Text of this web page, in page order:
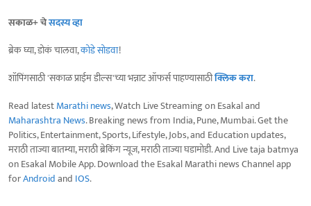
सकाळ+ चेसदस्य व्हा
ब्रेक घ्या, डोकं चालवा,कोडे सोडवा!
शॉपिंगसाठी 'सकाळ प्राईम डील्स'च्या भन्नाट ऑफर्स पाहण्यासाठीक्लिक करा.
Read latestMarathi news, Watch Live Streaming on Esakal and
Maharashtra News. Breaking news from India, Pune, Mumbai. Get the
Politics, Entertainment, Sports, Lifestyle, Jobs, and Education updates,
मराठी ताज्या बातम्या, मराठी ब्रेकिंग न्यूज, मराठी ताज्या घडामोडी. And Live taja batmya
on Esakal Mobile App. Download the Esakal Marathi news Channel app
forAndroidand IOS.